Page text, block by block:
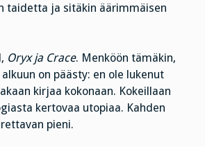
taidetta ja sitäkin äärimmäisen
Oryx ja Crace. Menköön tämäkin,
on päästy: en ole lukenut
kirjaa kokonaan. Kokeillaan
kertovaa utopiaa. Kahden
pieni.